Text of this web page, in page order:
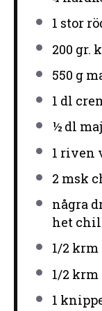
1 stor
200 gr.
550 g
1 dl
½dl
1 riven
2 msk
några
het
1/2 krm
1/2 krm
1